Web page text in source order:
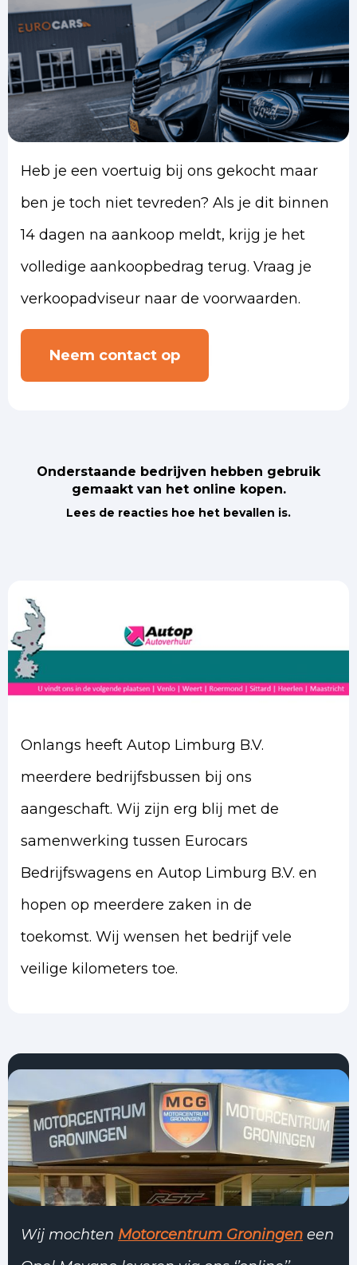
Heb je een voertuig bij ons gekocht maar
ben je toch niet tevreden? Als je dit binnen
14 dagen na aankoop meldt, krijg je het
volledige aankoopbedrag terug. Vraag je
verkoopadviseur naar de voorwaarden.
Neem contact op
Onderstaande bedrijven hebben gebruik
gemaakt van het online kopen.
Lees de reacties hoe het bevallen is.
Onlangs heeft Autop Limburg B.V.
meerdere bedrijfsbussen bij ons
aangeschaft. Wij zijn erg blij met de
samenwerking tussen Eurocars
Bedrijfswagens en Autop Limburg B.V. en
hopen op meerdere zaken in de
toekomst. Wij wensen het bedrijf vele
veilige kilometers toe.
Wij mochten Motorcentrum Groningen een